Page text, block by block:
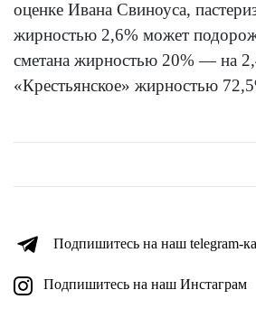
оценке Ивана Свиноуса,
жирностью 2,6% может
сметана жирностью 20% — на
«Крестьянское» жирностью
Подпишитесь на наш telegram-
Подпишитесь на наш Инстаграм